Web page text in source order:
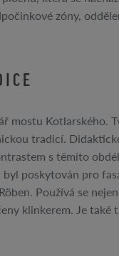
zóny,
mostu Kotlarského.
tradicí.
s těmito
poskytován pro
Používá se
klinkerem. Je